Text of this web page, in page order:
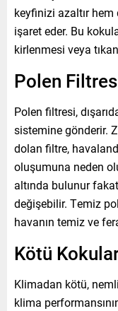
keyfinizi azaltır
işaret eder. Bu
kirlenmesi veya
Polen
Polen filtresi,
sistemine gönderir.
dolan filtre,
oluşumuna neden
altında bulunur
değişebilir. Temiz
havanın temiz ve
Kötü
Klimadan kötü,
klima